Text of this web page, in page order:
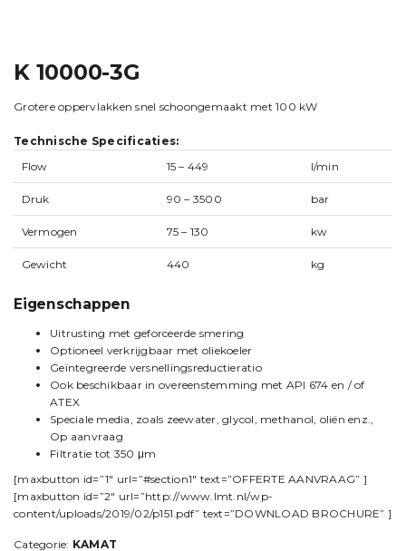
K 10000-3G
Grotere oppervlakken snel schoongemaakt met 100 kW
Technische Specificaties:
Flow
15 – 449 l/min
Druk 90 – 3500 bar
Vermogen 75 – 130 kw
Gewicht 440 kg
Eigenschappen
Uitrusting met geforceerde smering
Optioneel verkrijgbaar met oliekoeler
Geïntegreerde versnellingsreductieratio
Ook beschikbaar in overeenstemming met API 674 en / of
ATEX
Speciale media, zoals zeewater, glycol, methanol, oliën enz.,
Op aanvraag
Filtratie tot 350 μm
[maxbutton id=”1″ url=”#section1″ text=”OFFERTE AANVRAAG” ]
[maxbutton id=”2″ url=”http://www.lmt.nl/wp-
content/uploads/2019/02/p151.pdf” text=”DOWNLOAD BROCHURE” ]
Categorie: KAMAT